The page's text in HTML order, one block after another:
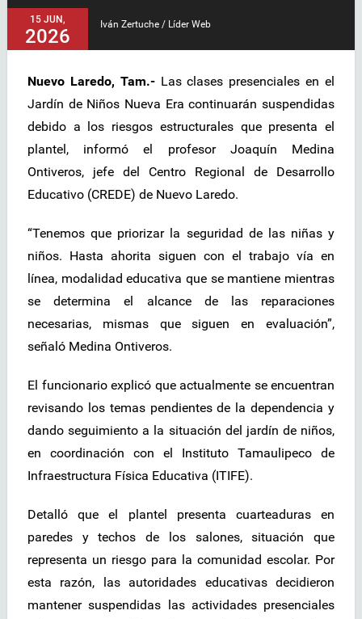
15 JUN,
2026
Iván Zertuche / Líder Web
Nuevo Laredo, Tam.-Las clases presenciales en el
Jardín de Niños Nueva Era continuarán suspendidas
debido a los riesgos estructurales que presenta el
plantel, informó el profesor Joaquín Medina
Ontiveros, jefe del Centro Regional de Desarrollo
Educativo (CREDE) de Nuevo Laredo.
“Tenemos que priorizar la seguridad de las niñas y
niños. Hasta ahorita siguen con el trabajo vía en
línea, modalidad educativa que se mantiene mientras
se determina el alcance de las reparaciones
necesarias, mismas que siguen en evaluación”,
señaló Medina Ontiveros.
El funcionario explicó que actualmente se encuentran
revisando los temas pendientes de la dependencia y
dando seguimiento a la situación del jardín de niños,
en coordinación con el Instituto Tamaulipeco de
Infraestructura Física Educativa (ITIFE).
Detalló que el plantel presenta cuarteaduras en
paredes y techos de los salones, situación que
representa un riesgo para la comunidad escolar. Por
esta razón, las autoridades educativas decidieron
mantener suspendidas las actividades presenciales